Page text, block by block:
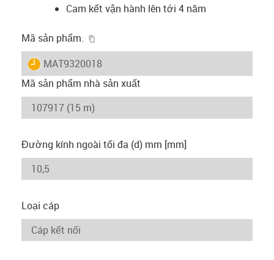
Cam kết vận hành lên tới 4 năm
Mã sản phẩm.
igus-icon-lieferzeit
MAT9320018
Mã sản phẩm nhà sản xuất
Đường kính ngoài tối đa (d) mm [mm]
Loại cáp